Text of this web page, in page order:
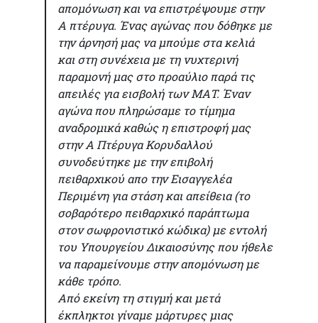
απομόνωση και να επιστρέψουμε στην
Α πτέρυγα. Ένας αγώνας που δόθηκε με
την άρνησή μας να μπούμε στα κελιά
και στη συνέχεια με τη νυχτερινή
παραμονή μας στο προαύλιο παρά τις
απειλές για εισβολή των ΜΑΤ. Έναν
αγώνα που πληρώσαμε το τίμημα
αναδρομικά καθώς η επιστροφή μας
στην Α Πτέρυγα Κορυδαλλού
συνοδεύτηκε με την επιβολή
πειθαρχικού απο την Εισαγγελέα
Περιμένη για στάση και απείθεια (το
σοβαρότερο πειθαρχικό παράπτωμα
στον σωφρονιστικό κώδικα) με εντολή
του Υπουργείου Δικαιοσύνης που ήθελε
να παραμείνουμε στην απομόνωση με
κάθε τρόπο.
Από εκείνη τη στιγμή και μετά
έκπληκτοι γίναμε μάρτυρες μιας